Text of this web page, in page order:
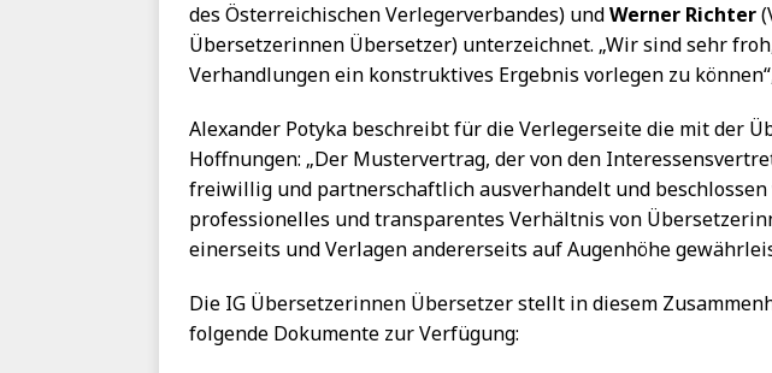
des Österreichischen Verlegerverbandes) undWerner Richter
Übersetzerinnen Übersetzer) unterzeichnet. „Wir sind sehr
Verhandlungen ein konstruktives Ergebnis vorlegen zu
Alexander Potyka beschreibt für die Verlegerseite die mit der
Hoffnungen: „Der Mustervertrag, der von den
freiwillig und partnerschaftlich ausverhandelt und
professionelles und transparentes Verhältnis von
einerseits und Verlagen andererseits auf Augenhöhe
Die IG Übersetzerinnen Übersetzer stellt in diesem
folgende Dokumente zur Verfügung: